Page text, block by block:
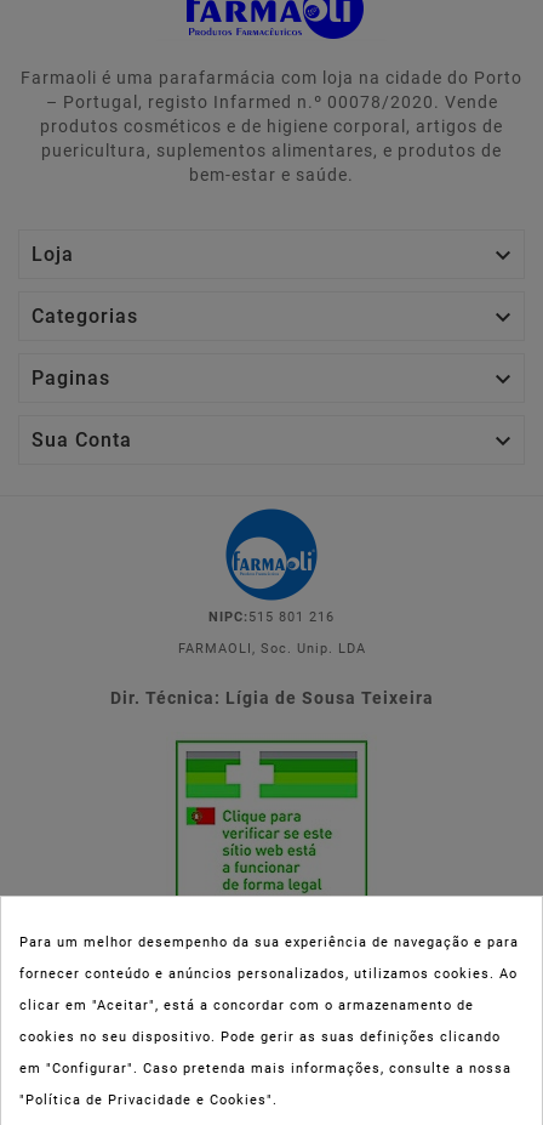
Farmaoli é uma parafarmácia com loja na cidade do Porto
– Portugal, registo Infarmed n.º 00078/2020. Vende
produtos cosméticos e de higiene corporal, artigos de
puericultura, suplementos alimentares, e produtos de
bem-estar e saúde.
Loja 
Categorias 
Paginas 
Sua Conta 
NIPC: 515 801 216
FARMAOLI, Soc. Unip. LDA
Dir. Técnica: Lígia de Sousa Teixeira
Esta parafarmácia (Farmaoli) encontra-se autorizada pelo INFARMED
(registo nº 00078/2020) para a dispensa de Medicamentos Não
Sujeitos a Receita Médica (MNSRM) e produtos de saúde e bem-estar
ao domicílio e através da internet. Os Medicamentos Não Sujeitos a
Para um melhor desempenho da sua experiência de navegação e para
fornecer conteúdo e anúncios personalizados, utilizamos cookies. Ao
clicar em "Aceitar", está a concordar com o armazenamento de
cookies no seu dispositivo. Pode gerir as suas definições clicando
em "Configurar". Caso pretenda mais informações, consulte a nossa
"Política de Privacidade e Cookies".